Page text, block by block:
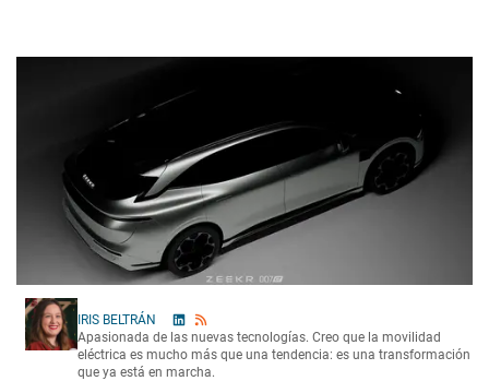
IRIS BELTRÁN
Apasionada de las nuevas tecnologías. Creo que la movilidad
eléctrica es mucho más que una tendencia: es una transformación
que ya está en marcha.